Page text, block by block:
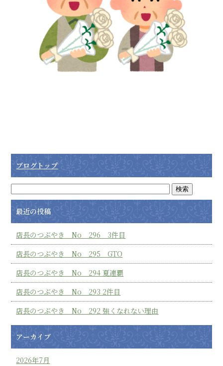
ブログトップ
最近の投稿
店長のつぶやき No 296 3件目
店長のつぶやき No 295 GTO
店長のつぶやき No 294 夏連覇
店長のつぶやき No 293 2件目
店長のつぶやき No 292 強くなれない理由
アーカイブ
2026年7月